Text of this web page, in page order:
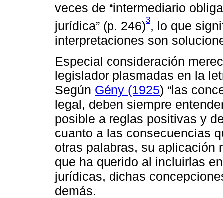
veces de “intermediario
jurídica” (p. 246)3, lo que
interpretaciones son
Especial consideración
legislador plasmadas en la
Según Gény (1925) “las
legal, deben siempre
posible a reglas positivas y
cuanto a las consecuencias
otras palabras, su aplicación
que ha querido al incluirlas
jurídicas, dichas
demás.